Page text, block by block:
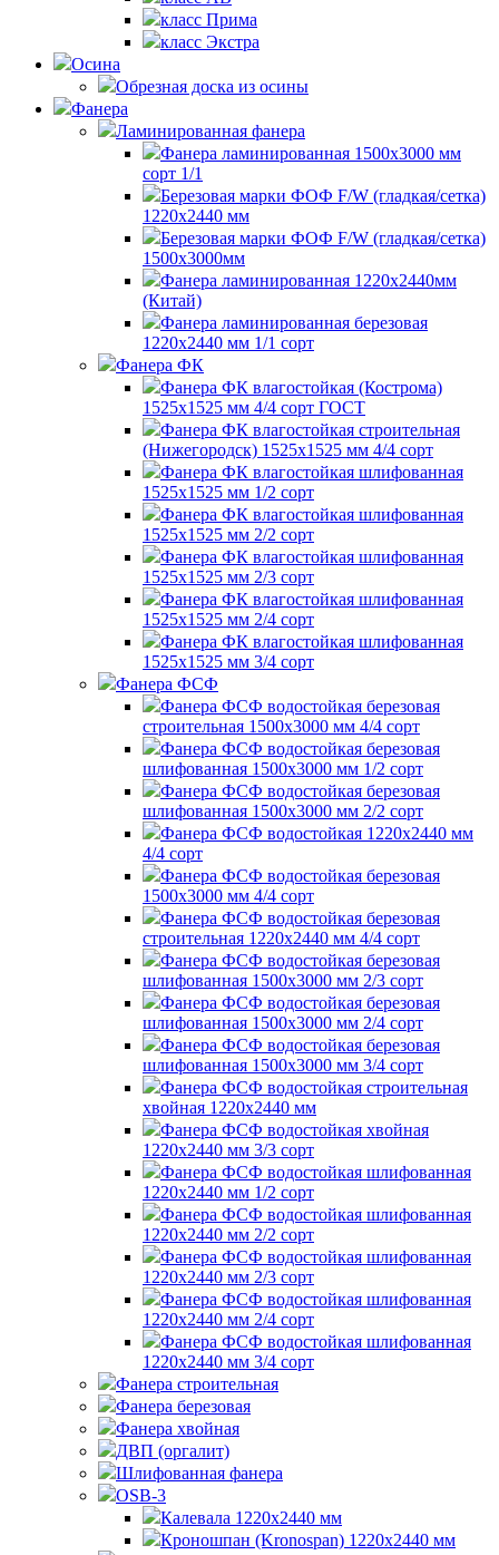
класс Прима
класс Экстра
Осина
Обрезная доска из осины
Фанера
Ламинированная фанера
Фанера ламинированная 1500x3000 мм
сорт 1/1
Березовая марки ФОФ F/W (гладкая/сетка)
1220х2440 мм
Березовая марки ФОФ F/W (гладкая/сетка)
1500х3000мм
Фанера ламинированная 1220х2440мм
(Китай)
Фанера ламинированная березовая
1220х2440 мм 1/1 сорт
Фанера ФК
Фанера ФК влагостойкая (Кострома)
1525х1525 мм 4/4 сорт ГОСТ
Фанера ФК влагостойкая строительная
(Нижегородск) 1525х1525 мм 4/4 сорт
Фанера ФК влагостойкая шлифованная
1525х1525 мм 1/2 сорт
Фанера ФК влагостойкая шлифованная
1525х1525 мм 2/2 сорт
Фанера ФК влагостойкая шлифованная
1525х1525 мм 2/3 сорт
Фанера ФК влагостойкая шлифованная
1525х1525 мм 2/4 сорт
Фанера ФК влагостойкая шлифованная
1525х1525 мм 3/4 сорт
Фанера ФСФ
Фанера ФСФ водостойкая березовая
строительная 1500х3000 мм 4/4 сорт
Фанера ФСФ водостойкая березовая
шлифованная 1500х3000 мм 1/2 сорт
Фанера ФСФ водостойкая березовая
шлифованная 1500х3000 мм 2/2 сорт
Фанера ФСФ водостойкая 1220х2440 мм
4/4 сорт
Фанера ФСФ водостойкая березовая
1500х3000 мм 4/4 сорт
Фанера ФСФ водостойкая березовая
строительная 1220х2440 мм 4/4 сорт
Фанера ФСФ водостойкая березовая
шлифованная 1500х3000 мм 2/3 сорт
Фанера ФСФ водостойкая березовая
шлифованная 1500х3000 мм 2/4 сорт
Фанера ФСФ водостойкая березовая
шлифованная 1500х3000 мм 3/4 сорт
Фанера ФСФ водостойкая строительная
хвойная 1220х2440 мм
Фанера ФСФ водостойкая хвойная
1220х2440 мм 3/3 сорт
Фанера ФСФ водостойкая шлифованная
1220х2440 мм 1/2 сорт
Фанера ФСФ водостойкая шлифованная
1220х2440 мм 2/2 сорт
Фанера ФСФ водостойкая шлифованная
1220х2440 мм 2/3 сорт
Фанера ФСФ водостойкая шлифованная
1220х2440 мм 2/4 сорт
Фанера ФСФ водостойкая шлифованная
1220х2440 мм 3/4 сорт
Фанера строительная
Фанера березовая
Фанера хвойная
ДВП (оргалит)
Шлифованная фанера
OSB-3
Калевала 1220х2440 мм
Кроношпан (Kronospan) 1220х2440 мм